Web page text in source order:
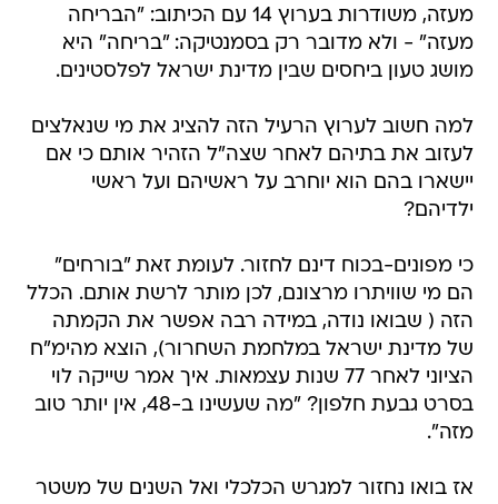
מעזה, משודרות בערוץ 14 עם הכיתוב: "הבריחה
מעזה" - ולא מדובר רק בסמנטיקה: "בריחה" היא
מושג טעון ביחסים שבין מדינת ישראל לפלסטינים.
למה חשוב לערוץ הרעיל הזה להציג את מי שנאלצים
לעזוב את בתיהם לאחר שצה"ל הזהיר אותם כי אם
יישארו בהם הוא יוחרב על ראשיהם ועל ראשי
ילדיהם?
כי מפונים-בכוח דינם לחזור. לעומת זאת "בורחים"
הם מי שוויתרו מרצונם, לכן מותר לרשת אותם. הכלל
הזה ( שבואו נודה, במידה רבה אפשר את הקמתה
של מדינת ישראל במלחמת השחרור), הוצא מהימ"ח
הציוני לאחר 77 שנות עצמאות. איך אמר שייקה לוי
בסרט גבעת חלפון? "מה שעשינו ב-48, אין יותר טוב
מזה".
אז בואו נחזור למגרש הכלכלי ואל השנים של משטר